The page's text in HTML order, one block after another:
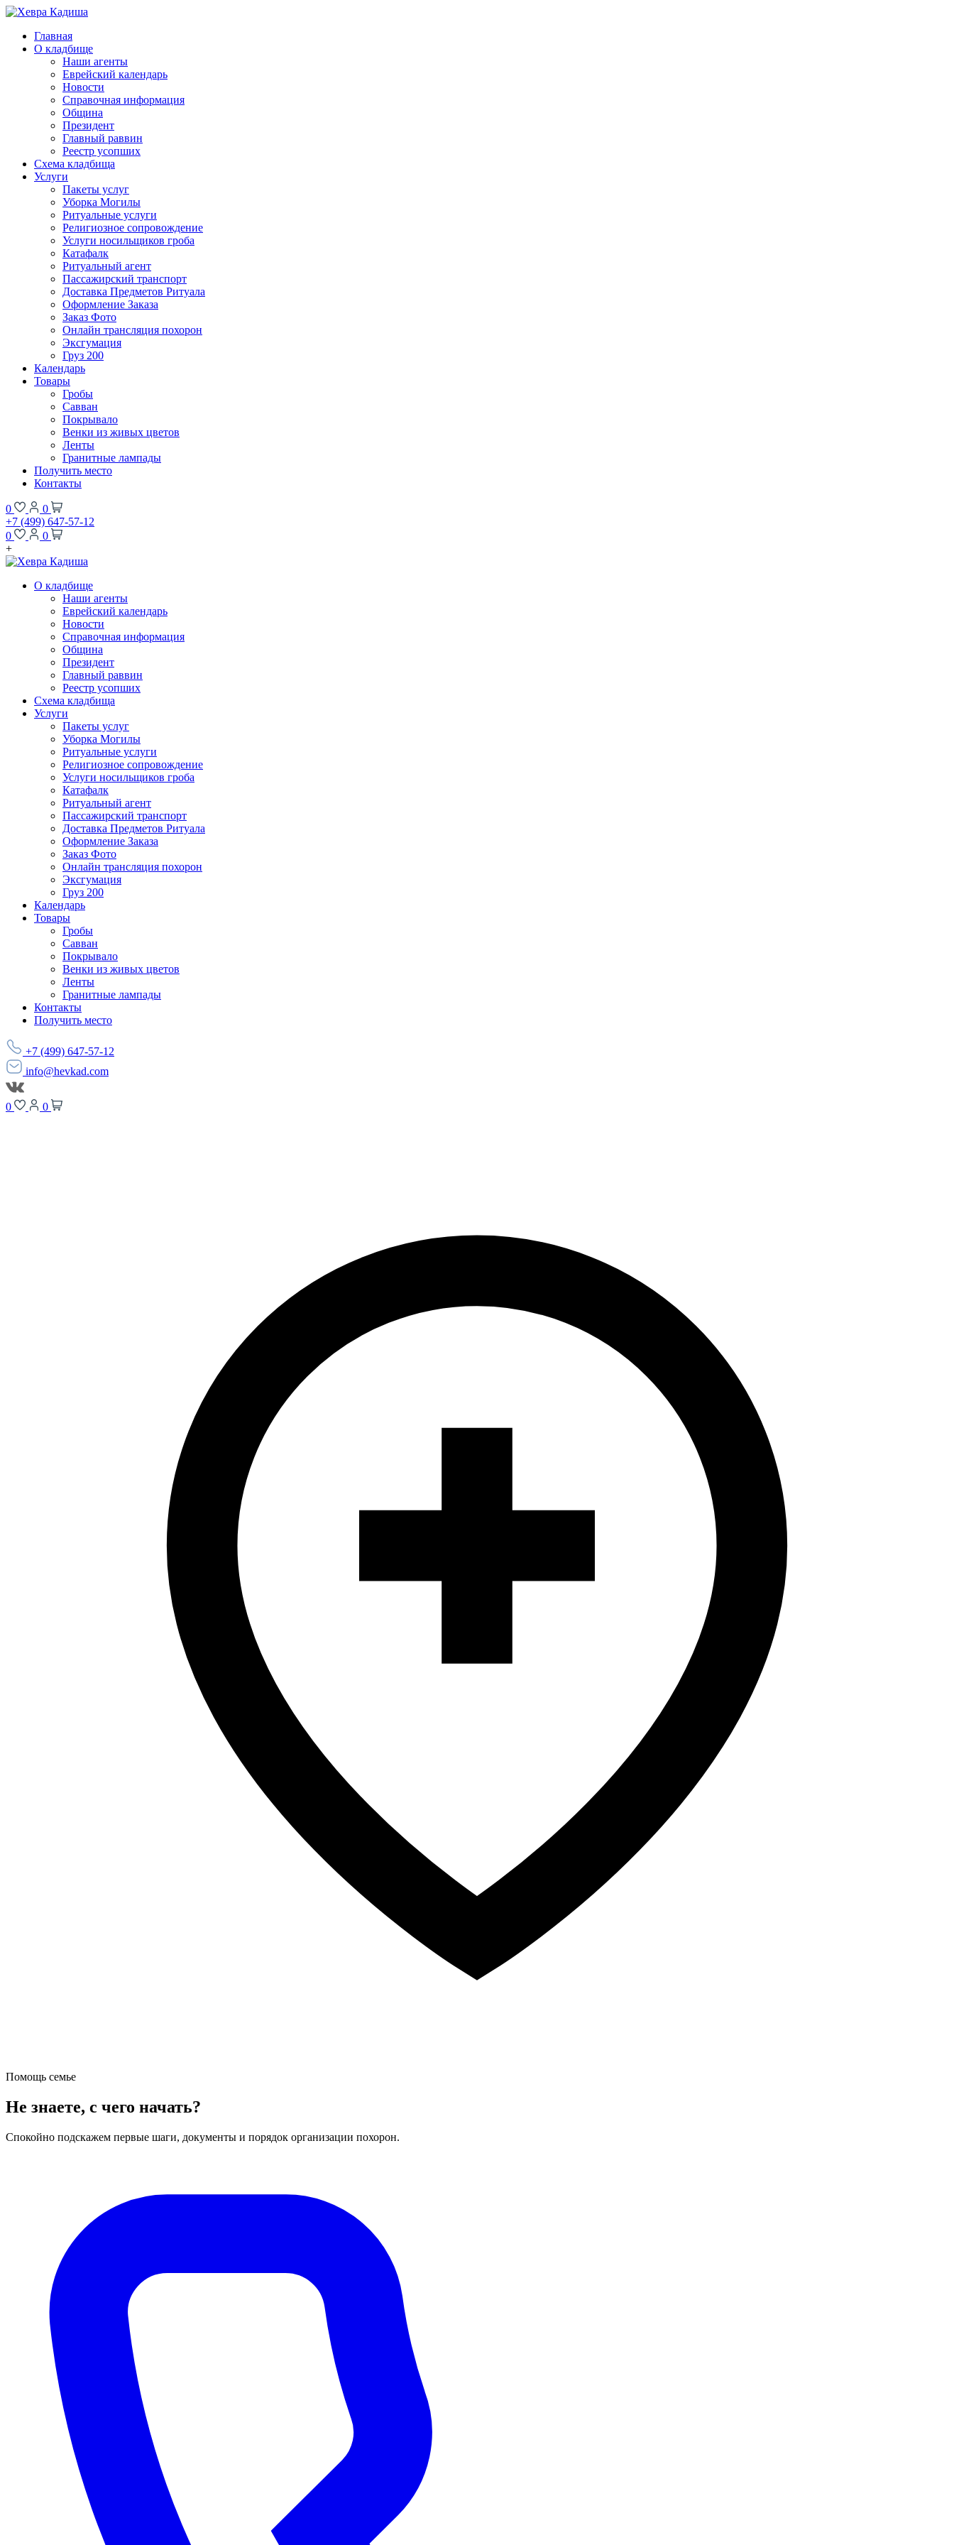
Главная
О кладбище
Наши агенты
Еврейский календарь
Новости
Справочная информация
Община
Президент
Главный раввин
Реестр усопших
Схема кладбища
Услуги
Пакеты услуг
Уборка Могилы
Ритуальные услуги
Религиозное сопровождение
Услуги носильщиков гроба
Катафалк
Ритуальный агент
Пассажирский транспорт
Доставка Предметов Ритуала
Оформление Заказа
Заказ Фото
Онлайн трансляция похорон
Эксгумация
Груз 200
Календарь
Товары
Гробы
Савван
Покрывало
Венки из живых цветов
Ленты
Гранитные лампады
Получить место
Контакты
0
0
+7 (499) 647-57-12
0
0
+
О кладбище
Наши агенты
Еврейский календарь
Новости
Справочная информация
Община
Президент
Главный раввин
Реестр усопших
Схема кладбища
Услуги
Пакеты услуг
Уборка Могилы
Ритуальные услуги
Религиозное сопровождение
Услуги носильщиков гроба
Катафалк
Ритуальный агент
Пассажирский транспорт
Доставка Предметов Ритуала
Оформление Заказа
Заказ Фото
Онлайн трансляция похорон
Эксгумация
Груз 200
Календарь
Товары
Гробы
Савван
Покрывало
Венки из живых цветов
Ленты
Гранитные лампады
Контакты
Получить место
+7 (499) 647-57-12
info@hevkad.com
0 0
Помощь семье
Не знаете, с чего начать?
Спокойно подскажем первые шаги, документы и порядок организации похорон.